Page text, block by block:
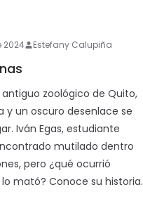
2024 Estefany Calupiña
antiguo zoológico de Quito,
y un oscuro desenlace se
Iván Egas, estudiante
mutilado dentro
pero ¿qué ocurrió
mató? Conoce su historia.